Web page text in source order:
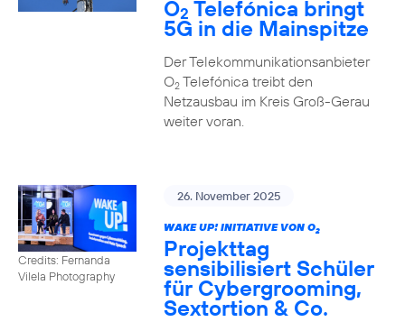
O2 Telefónica bringt
5G in die Mainspitze
Der Telekommunikationsanbieter
O2Telefónica treibt den
Netzausbau im Kreis Groß-Gerau
weiter voran.
Credits: Fernanda
Vilela Photography
26. November 2025
WAKE UP! INITIATIVE VON O2
Projekttag
sensibilisiert Schüler
für Cybergrooming,
Sextortion & Co.